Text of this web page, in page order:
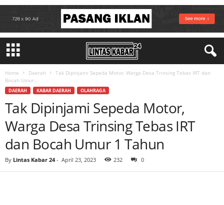
Home Daerah
Tak Dipinjami Sepeda Motor, Warga Desa Trinsing Tebas IRT dan
Bocah Umur...
DAERAH KABAR DAERAH OLAHRAGA
Tak Dipinjami Sepeda Motor,
Warga Desa Trinsing Tebas IRT
dan Bocah Umur 1 Tahun
By Lintas Kabar 24- April 23, 2023 232 0